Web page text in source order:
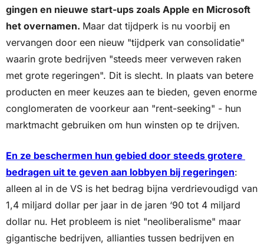
gingen en nieuwe start-ups zoals Apple en Microsoft
het overnamen. Maar dat tijdperk is nu voorbij en
vervangen door een nieuw "tijdperk van consolidatie"
waarin grote bedrijven "steeds meer verweven raken
met grote regeringen". Dit is slecht. In plaats van betere
producten en meer keuzes aan te bieden, geven enorme
conglomeraten de voorkeur aan "rent-seeking" - hun
marktmacht gebruiken om hun winsten op te drijven.
En ze beschermen hun gebied door steeds grotere
bedragen uit te geven aan lobbyen bij regeringen:
alleen al in de VS is het bedrag bijna verdrievoudigd van
1,4 miljard dollar per jaar in de jaren ‘90 tot 4 miljard
dollar nu. Het probleem is niet "neoliberalisme" maar
gigantische bedrijven, allianties tussen bedrijven en